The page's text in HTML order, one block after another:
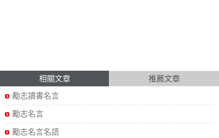
相關文章 推薦文章
勵志讀書名言
勵志名言
勵志名言名語